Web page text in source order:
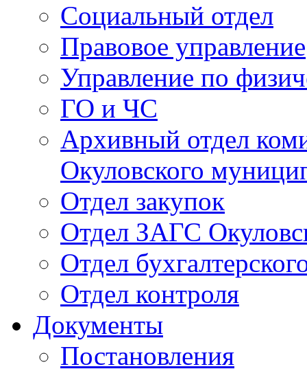
Социальный отдел
Правовое управление
Управление по
ГО и ЧС
Архивный отдел
Окуловского
Отдел закупок
Отдел ЗАГС
Отдел
Отдел контроля
Документы
Постановления